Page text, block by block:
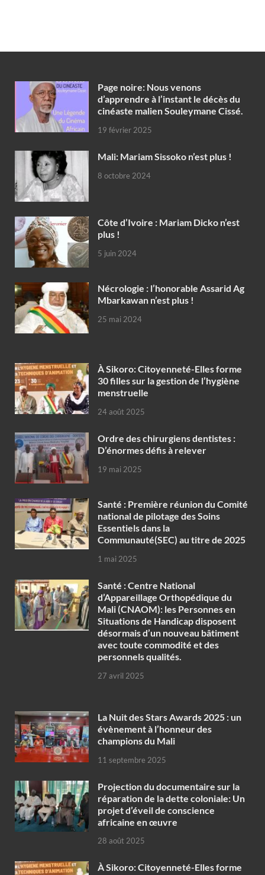
Page noire: Nous venons
d’apprendre à l’instant le décès du
cinéaste malien Souleymane Cissé.
19 février 2025
Mali: Mariam Sissoko n’est plus !
8 octobre 2024
Côte d’Ivoire : Mariam Dicko n’est
plus !
5 juin 2024
Nécrologie : l’honorable Assarid Ag
Mbarkawan n’est plus !
25 mai 2024
À Sikoro: Citoyenneté-Elles forme
30 filles sur la gestion de l’hygiène
menstruelle
24 août 2025
Ordre des chirurgiens dentistes :
D’énormes défis à relever
19 mai 2025
Santé : Première réunion du Comité
national de pilotage des Soins
Essentiels dans la
Communauté(SEC) au titre de 2025
1 mai 2025
Santé : Centre National
d’Appareillage Orthopédique du
Mali (CNAOM): les Personnes en
Situations de Handicap disposent
désormais d’un nouveau bâtiment
avec toute commodité et des
personnels qualités.
27 avril 2025
‎La Nuit des Stars Awards 2025 : un
évènement à l’honneur des
champions du Mali
11 septembre 2025
Projection du documentaire sur la
réparation de la dette coloniale: Un
projet d’éveil de conscience
africaine en œuvre‎
28 août 2025
À Sikoro: Citoyenneté-Elles forme